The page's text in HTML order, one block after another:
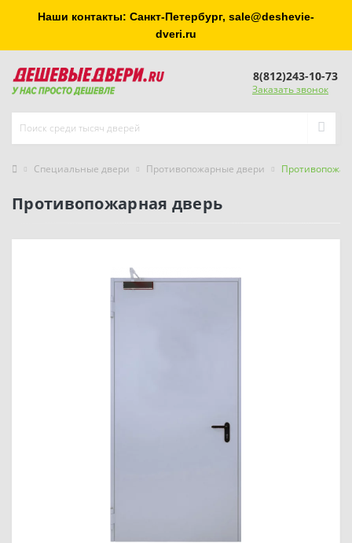
Наши контакты: Санкт-Петербург, sale@deshevie-
dveri.ru
8(812)243-10-73
Заказать звонок
Специальные двери Противопожарные двери
Противопожарная дверь